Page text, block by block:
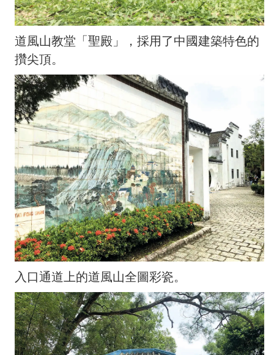
道風山教堂「聖殿」，採用了中國建築特色的
攢尖頂。
入口通道上的道風山全圖彩瓷。